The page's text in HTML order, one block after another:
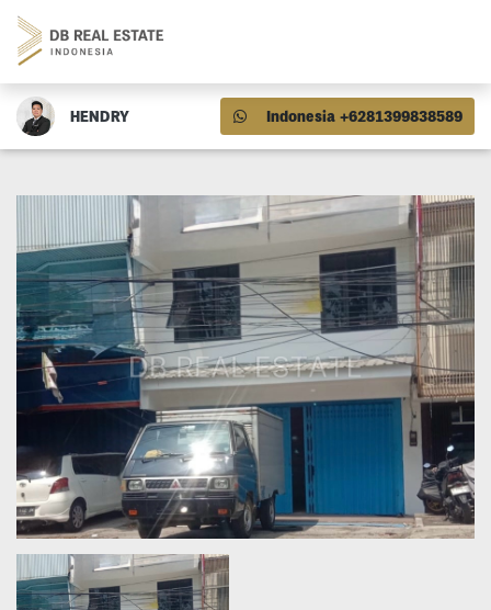
HENDRY Indonesia +6281399838589